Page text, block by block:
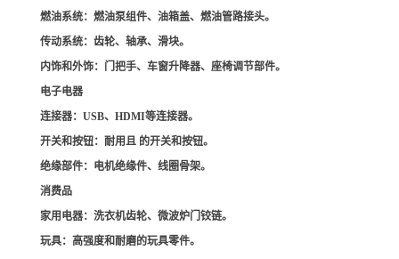
燃油系统：燃油泵组件、油箱盖、燃油管路接头。
传动系统：齿轮、轴承、滑块。
内饰和外饰：门把手、车窗升降器、座椅调节部件。
电子电器
连接器：USB、HDMI等连接器。
开关和按钮：耐用且 的开关和按钮。
绝缘部件：电机绝缘件、线圈骨架。
消费品
家用电器：洗衣机齿轮、微波炉门铰链。
玩具：高强度和耐磨的玩具零件。